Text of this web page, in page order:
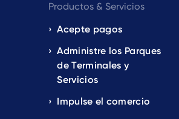
Productos & Servicios
Acepte pagos
Administre los Parques
de Terminales y
Servicios
Impulse el comercio